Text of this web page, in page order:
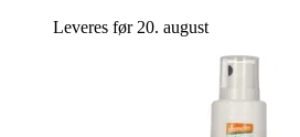
Leveres før 20. august